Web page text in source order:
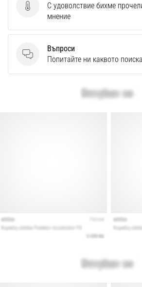
Изпратете отзив за продукта
С удоволствие бихме
мнение
Въпроси
Въпроси
Попитайте ни каквото